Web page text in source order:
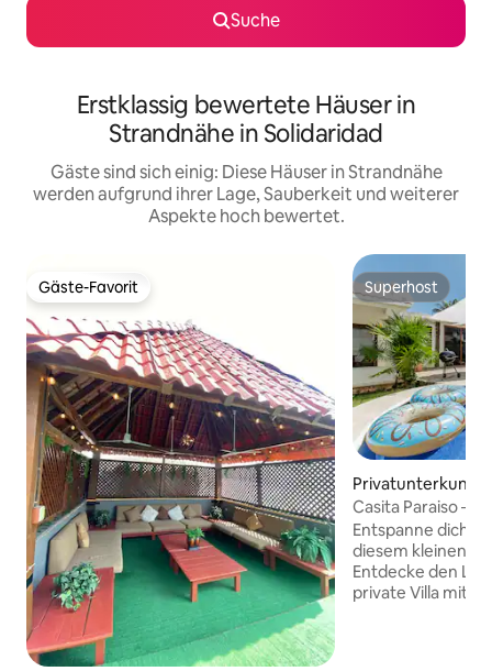
Suche
Erstklassig bewertete Häuser in
Strandnähe in Solidaridad
Gäste sind sich einig: Diese Häuser in Strandnähe
werden aufgrund ihrer Lage, Sauberkeit und weiterer
Aspekte hoch bewertet.
Gäste-Favorit
Gäste-Favorit Superhost
Superhost
Privatunterkunft
aiso
Casita Paraiso –
Gehminuten
Entspanne dich
diesem kleinen
Entdecke den
private Villa mit 3